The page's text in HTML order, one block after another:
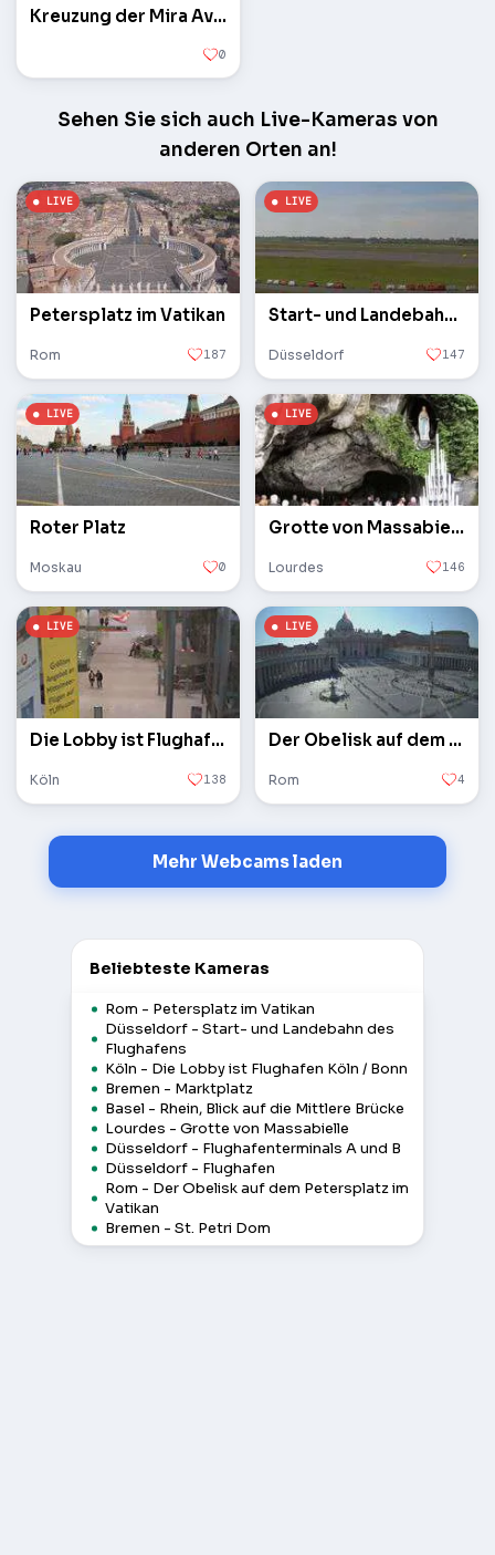
Kreuzung der Mira Avenue und der Zelinsky Street
0
Sehen Sie sich auch Live-Kameras von
anderen Orten an!
Petersplatz im Vatikan
Rom 187
Start- und Landebahn des Flughafens
Düsseldorf 147
Roter Platz
Moskau 0
Grotte von Massabielle
Lourdes 146
Die Lobby ist Flughafen Köln / Bonn
Köln 138
Der Obelisk auf dem Petersplatz im Vatikan
Rom 4
Mehr Webcams laden
Beliebteste Kameras
Rom - Petersplatz im Vatikan
Düsseldorf - Start- und Landebahn des
Flughafens
Köln - Die Lobby ist Flughafen Köln / Bonn
Bremen - Marktplatz
Basel - Rhein, Blick auf die Mittlere Brücke
Lourdes - Grotte von Massabielle
Düsseldorf - Flughafenterminals A und B
Düsseldorf - Flughafen
Rom - Der Obelisk auf dem Petersplatz im
Vatikan
Bremen - St. Petri Dom